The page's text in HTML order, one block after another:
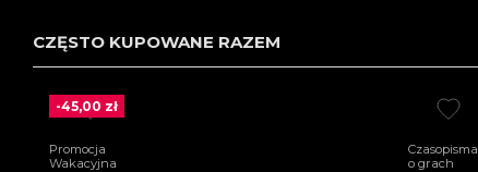
CZĘSTO KUPOWANE RAZEM
-45,00 zł
Promocja
Wakacyjna
Czasopisma
o grach